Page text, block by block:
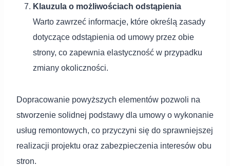
Klauzula o możliwościach odstąpienia
Warto zawrzeć informacje, które określą zasady
dotyczące odstąpienia od umowy przez obie
strony, co zapewnia elastyczność w przypadku
zmiany okoliczności.
Dopracowanie powyższych elementów pozwoli na
stworzenie solidnej podstawy dla umowy o wykonanie
usług remontowych, co przyczyni się do sprawniejszej
realizacji projektu oraz zabezpieczenia interesów obu
stron.